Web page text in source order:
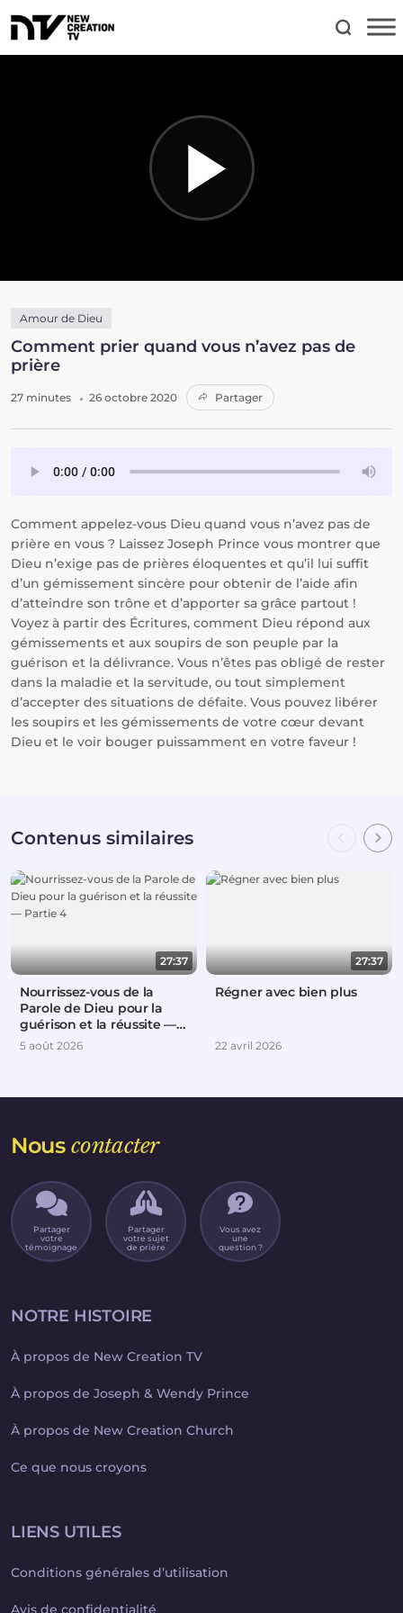
Amour de Dieu
Comment prier quand vous n’avez pas de
prière
27 minutes 26 octobre 2020 Partager
Comment appelez-vous Dieu quand vous n’avez pas de
prière en vous ? Laissez Joseph Prince vous montrer que
Dieu n’exige pas de prières éloquentes et qu’il lui suffit
d’un gémissement sincère pour obtenir de l’aide afin
d’atteindre son trône et d’apporter sa grâce partout !
Voyez à partir des Écritures, comment Dieu répond aux
gémissements et aux soupirs de son peuple par la
guérison et la délivrance. Vous n’êtes pas obligé de rester
dans la maladie et la servitude, ou tout simplement
d’accepter des situations de défaite. Vous pouvez libérer
les soupirs et les gémissements de votre cœur devant
Dieu et le voir bouger puissamment en votre faveur !
Contenus similaires
27:37
Nourrissez-vous de la
Parole de Dieu pour la
guérison et la réussite —
Partie 4
5 août 2026
27:37
Régner avec bien plus
22 avril 2026
Nouscontacter
Partager
votre
témoignage
Partager
votre sujet
de prière
Vous avez
une
question ?
NOTRE HISTOIRE
À propos de New Creation TV
À propos de Joseph & Wendy Prince
À propos de New Creation Church
Ce que nous croyons
LIENS UTILES
Conditions générales d’utilisation